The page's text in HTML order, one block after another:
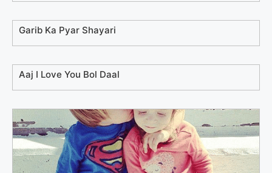
Garib Ka Pyar Shayari
Aaj I Love You Bol Daal